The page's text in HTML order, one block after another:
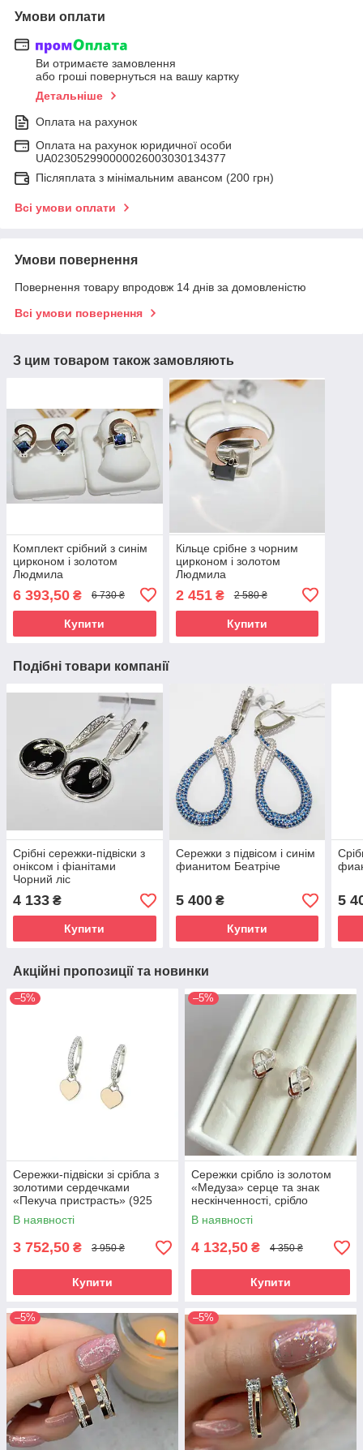
Умови оплати
Ви отримаєте замовлення
або гроші повернуться на вашу картку
Детальніше
Оплата на рахунок
Оплата на рахунок юридичної особи
UA023052990000026003030134377
Післяплата з мінімальним авансом (200 грн)
Всі умови оплати
Умови повернення
Повернення товару впродовж 14 днів за домовленістю
Всі умови повернення
З цим товаром також замовляють
Комплект срібний з синім
цирконом і золотом
Людмила
6 393,50 ₴ 6 730 ₴
Купити
Кільце срібне з чорним
цирконом і золотом
Людмила
2 451₴ 2 580 ₴
Купити
Подібні товари компанії
Срібні сережки-підвіски з
оніксом і фіанітами
Чорний ліс
4 133 ₴
Купити
Сережки з підвісом і синім
фианитом Беатріче
5 400₴
Купити
5
Акційні пропозиції та новинки
–5%
Сережки-підвіски зі срібла з
золотими сердечками
«Пекуча пристрасть» (925
проба + 375 проба)
В наявності
3 752,50 ₴ 3 950 ₴
Купити
–5%
Сережки срібло із золотом
«Медуза» серце та знак
нескінченності, срібло
925/375
В наявності
4 132,50 ₴ 4 350 ₴
Купити
–5% –5%